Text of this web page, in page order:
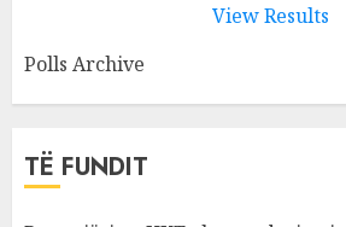
View Results
Polls Archive
TË FUNDIT